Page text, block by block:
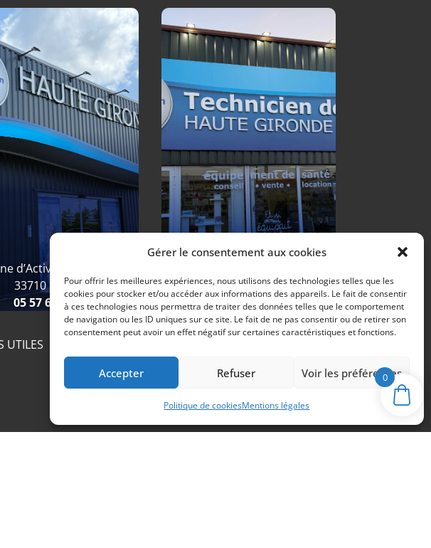
Gérer le consentement aux cookies
Pour offrir les meilleures expériences, nous utilisons des technologies telles que les
cookies pour stocker et/ou accéder aux informations des appareils. Le fait de consentir
à ces technologies nous permettra de traiter des données telles que le comportement
de navigation ou les ID uniques sur ce site. Le fait de ne pas consentir ou de retirer son
consentement peut avoir un effet négatif sur certaines caractéristiques et fonctions.
Accepter Refuser Voir les préférences
Politique de cookiesMentions légales
d’Activité Bellevue IV
33710 Pugnac
05 57 68 00 61
Saint Martin Lacaussade
05 57 42 49 39
UTILES
0